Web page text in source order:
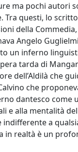
ma pochi autori
Tra questi, lo
della
Angelo
un inferno
tarda di
dell’Aldilà che
che
dantesco come
e alla mentalità
a
in realtà è un